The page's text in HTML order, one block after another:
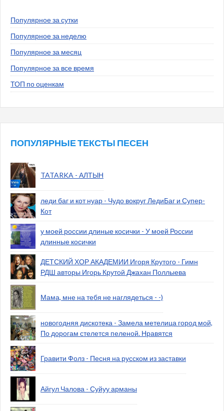
Популярное за сутки
Популярное за неделю
Популярное за месяц
Популярное за все время
ТОП по оценкам
ПОПУЛЯРНЫЕ ТЕКСТЫ ПЕСЕН
TATARKA - АЛТЫН
леди баг и кот нуар - Чудо вокруг ЛедиБаг и Супер-
Кот
у моей россии длиные косички - У моей России
длинные косички
ДЕТСКИЙ ХОР АКАДЕМИИ Игоря Крутого - Гимн
РДШ авторы Игорь Крутой Джахан Поллыева
Мама, мне на тебя не наглядеться - -)
новогодняя дискотека - Замела метелица город мой,
По дорогам стелется пеленой. Нравятся
Гравити Фолз - Песня на русском из заставки
Айгул Чалова - Суйуу арманы